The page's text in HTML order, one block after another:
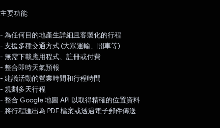
主要功能
- 為任何目的地產生詳細且客製化的行程
- 支援多種交通方式 (大眾運輸、開車等)
- 無需下載應用程式、註冊或付費
- 整合即時天氣預報
- 建議活動的營業時間和行程時間
- 規劃多天行程
- 整合 Google 地圖 API 以取得精確的位置資料
- 將行程匯出為 PDF 檔案或透過電子郵件傳送